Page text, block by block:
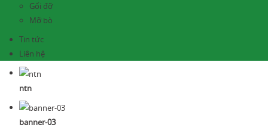
Gối đỡ
Mỡ bò
Tin tức
Liên hệ
ntn
banner-03